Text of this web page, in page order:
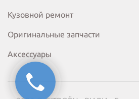
Кузовной ремонт
Оригинальные запчасти
Аксессуары